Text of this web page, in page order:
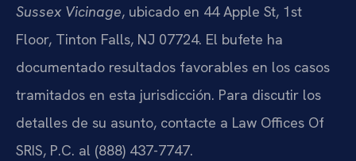
Sussex Vicinage, ubicado en 44 Apple St, 1st
Floor, Tinton Falls, NJ 07724. El bufete ha
documentado resultados favorables en los casos
tramitados en esta jurisdicción. Para discutir los
detalles de su asunto, contacte a Law Offices Of
SRIS, P.C. al (888) 437-7747.